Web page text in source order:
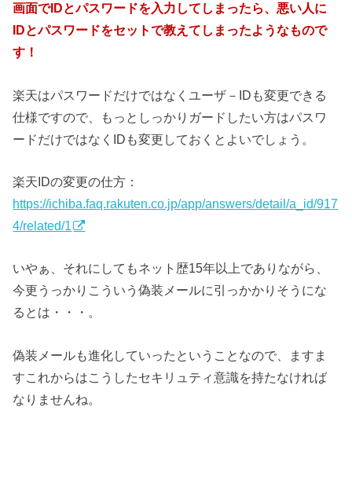
画面でIDとパスワードを入力してしまったら、悪い人に
IDとパスワードをセットで教えてしまったようなもので
す！
楽天はパスワードだけではなくユーザ－IDも変更できる
仕様ですので、もっとしっかりガードしたい方はパスワ
ードだけではなくIDも変更しておくとよいでしょう。
楽天IDの変更の仕方：
https://ichiba.faq.rakuten.co.jp/app/answers/detail/a_id/917
4/related/1
いやぁ、それにしてもネット歴15年以上でありながら、
今更うっかりこういう偽装メールに引っかかりそうにな
るとは・・・。
偽装メールも進化していったということなので、ますま
すこれからはこうしたセキリュティ意識を持たなければ
なりませんね。